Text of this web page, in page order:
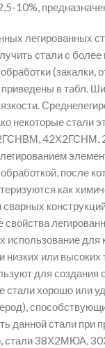
10%,
легированных
стали с
приведены в табл.
некоторые стали
42Х2ГСНМ,
легированием
после
как
сварных
свойства
использование
низких или
для создания
стали хорошо или
данной стали при
стали 38Х2МЮА,